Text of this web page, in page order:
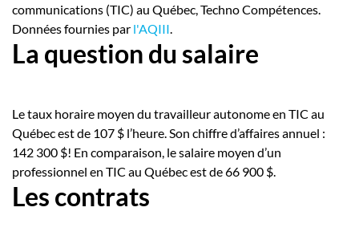
communications (TIC) au Québec, Techno Compétences.
Données fournies par l'AQIII
La question du salaire
Le taux horaire moyen du travailleur autonome en TIC au
Québec est de 107 $ l’heure. Son chiffre d’affaires annuel :
142 300 $! En comparaison, le salaire moyen d’un
professionnel en TIC au Québec est de 66 900 $.
Les contrats